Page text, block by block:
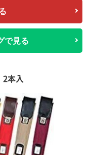
で見る
2本入